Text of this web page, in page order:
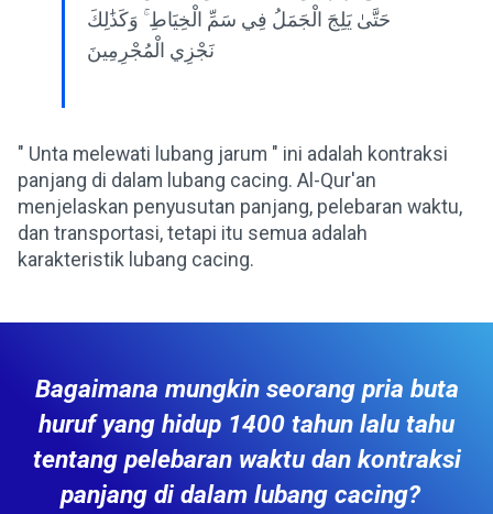
حَتَّىٰ يَلِجَ الْجَمَلُ فِي سَمِّ الْخِيَاطِ ۚ وَكَذَٰلِكَ
نَجْزِي الْمُجْرِمِينَ
" Unta melewati lubang jarum " ini adalah kontraksi
panjang di dalam lubang cacing. Al-Qur'an
menjelaskan penyusutan panjang, pelebaran waktu,
dan transportasi, tetapi itu semua adalah
karakteristik lubang cacing.
Bagaimana mungkin seorang pria buta
huruf yang hidup 1400 tahun lalu tahu
tentang pelebaran waktu dan kontraksi
panjang di dalam lubang cacing?